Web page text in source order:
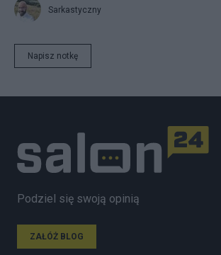
Sarkastyczny
Napisz notkę
Podziel się swoją opinią
ZAŁÓŻ BLOG